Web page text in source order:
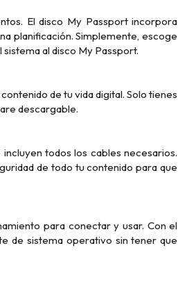
El disco My Passport incorpora
planificación. Simplemente, escoge
al disco My Passport.
de tu vida digital. Solo tienes
descargable.
todos los cables necesarios.
de todo tu contenido para que
para conectar y usar. Con el
de sistema operativo sin tener que